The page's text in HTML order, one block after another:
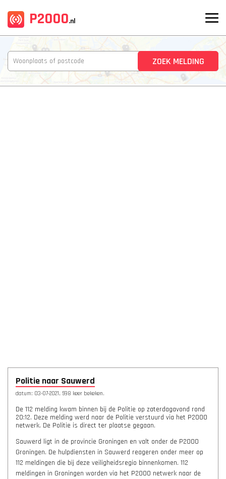
P2000.nl
Politie naar Sauwerd
datum: 03-07-2021, 598 keer bekeken.
De 112 melding kwam binnen bij de Politie op zaterdagavond rond
20:12. Deze melding werd naar de Politie verstuurd via het P2000
netwerk. De Politie is direct ter plaatse gegaan.
Sauwerd ligt in de provincie Groningen en valt onder de P2000
Groningen. De hulpdiensten in Sauwerd reageren onder meer op
112 meldingen die bij deze veiligheidsregio binnenkomen. 112
meldingen in Groningen worden via het P2000 netwerk naar de